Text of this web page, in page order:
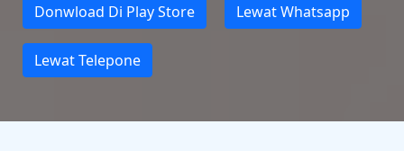
Donwload Di Play Store Lewat Whatsapp
Lewat Telepone